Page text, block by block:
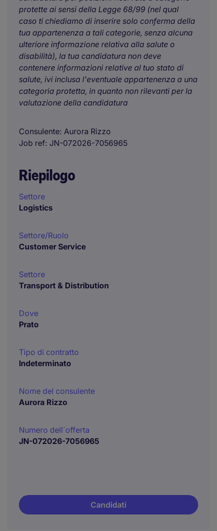
protette ai sensi della Legge 68/99 (nel qual
caso ti chiediamo di inserire solo conferma della
tua appartenenza a tali categorie, senza alcuna
ulteriore informazione relativa alla salute o
disabilità), la tua candidatura non deve
contenere informazioni relative al tuo stato di
salute, ivi inclusa l'eventuale appartenenza a una
categoria protetta, in quanto non rilevanti per la
valutazione della candidatura
Consulente Aurora Rizzo
Job ref JN-072026-7056965
Riepilogo
Settore
Logistics
Settore/Ruolo
Customer Service
Settore
Transport & Distribution
Dove
Prato
Tipo di contratto
Indeterminato
Nome del consulente
Aurora Rizzo
Numero dell´offerta
JN-072026-7056965
Candidati